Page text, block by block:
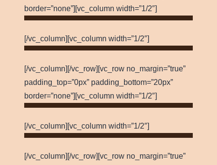
border=”none”][vc_column width=”1/2″]
[/vc_column][vc_column width=”1/2″]
[/vc_column][/vc_row][vc_row no_margin=”true”
padding_top=”0px” padding_bottom=”20px”
border=”none”][vc_column width=”1/2″]
[/vc_column][vc_column width=”1/2″]
[/vc_column][/vc_row][vc_row no_margin=”true”